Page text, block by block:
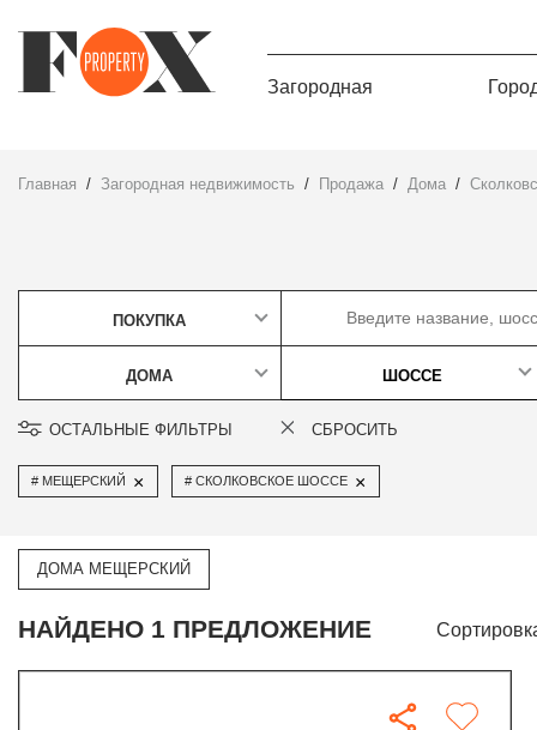
Загородная
Главная Загородная недвижимость Продажа дома
ПОКУПКА
ДОМА ШОССЕ
ОСТАЛЬНЫЕ ФИЛЬТРЫ СБРОСИТЬ
МЕЩЕРСКИЙ × СКОЛКОВСКОЕ ШОССЕ ×
ДОМА МЕЩЕРСКИЙ
НАЙДЕНО 1 ПРЕДЛОЖЕНИЕ